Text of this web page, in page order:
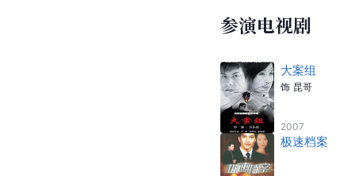
参演电视剧
大案组
饰 昆哥
2007
极速档案